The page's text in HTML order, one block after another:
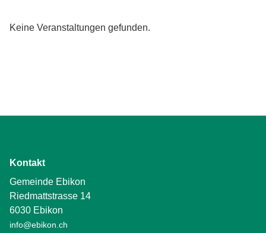
Keine Veranstaltungen gefunden.
Kontakt
Gemeinde Ebikon
Riedmattstrasse 14
6030 Ebikon
info@ebikon.ch